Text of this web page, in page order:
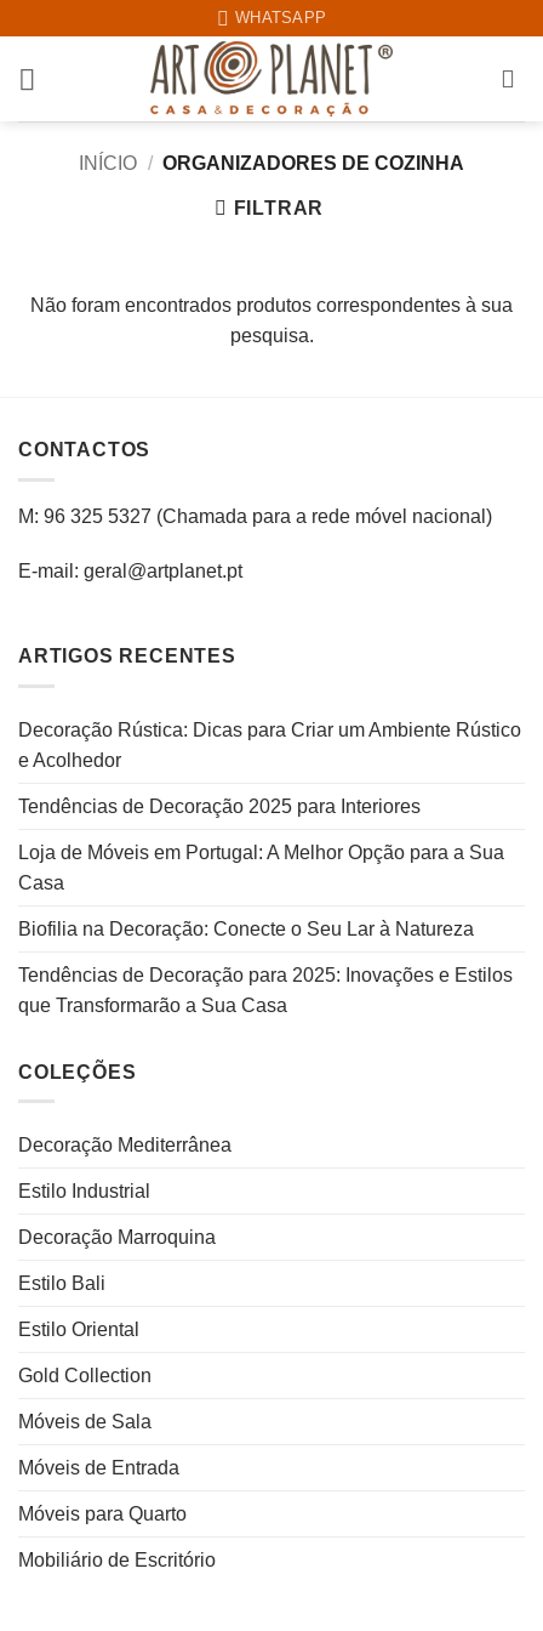
content
WHATSAPP
INÍCIO / ORGANIZADORES DE COZINHA
FILTRAR
Não foram encontrados produtos correspondentes à sua
pesquisa.
CONTACTOS
M: 96 325 5327 (Chamada para a rede móvel nacional )
E-mail: geral@artplanet.pt
ARTIGOS RECENTES
Decoração Rústica: Dicas para Criar um Ambiente Rústico
e Acolhedor
Tendências de Decoração 2025 para Interiores
Loja de Móveis em Portugal: A Melhor Opção para a Sua
Casa
Biofilia na Decoração: Conecte o Seu Lar à Natureza
Tendências de Decoração para 2025: Inovações e Estilos
que Transformarão a Sua Casa
COLEÇÕES
Decoração Mediterrânea
Estilo Industrial
Decoração Marroquina
Estilo Bali
Estilo Oriental
Gold Collection
Móveis de Sala
Móveis de Entrada
Móveis para Quarto
Mobiliário de Escritório